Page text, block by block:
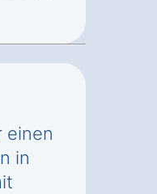
einen
in